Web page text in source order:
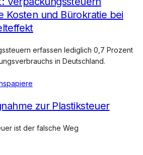
Kosten und Bürokratie bei
erfassen lediglich 0,7 Prozent
in Deutschland.
zur Plastiksteuer
ist der falsche Weg